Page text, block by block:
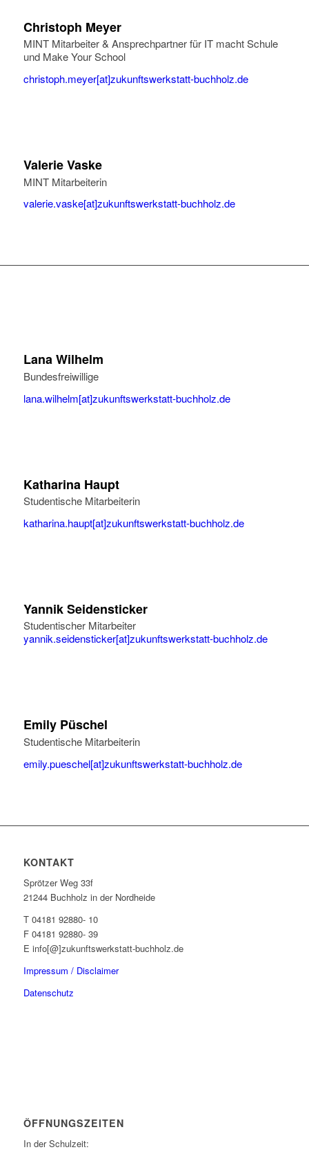
Christoph Meyer
MINT Mitarbeiter & Ansprechpartner für IT macht Schule
und Make Your School
christoph.meyer[at]zukunftswerkstatt-buchholz.de
Valerie Vaske
MINT Mitarbeiterin
valerie.vaske[at]zukunftswerkstatt-buchholz.de
Lana Wilhelm
Bundesfreiwillige
lana.wilhelm[at]zukunftswerkstatt-buchholz.de
Katharina Haupt
Studentische Mitarbeiterin
katharina.haupt[at]zukunftswerkstatt-buchholz.de
Yannik Seidensticker
Studentischer Mitarbeiter
yannik.seidensticker[at]zukunftswerkstatt-buchholz.de
Emily Püschel
Studentische Mitarbeiterin
emily.pueschel[at]zukunftswerkstatt-buchholz.de
KONTAKT
Sprötzer Weg 33f
21244 Buchholz in der Nordheide
T 04181 92880- 10
F 04181 92880- 39
E info[@]zukunftswerkstatt-buchholz.de
Impressum / Disclaimer
Datenschutz
ÖFFNUNGSZEITEN
In der Schulzeit: